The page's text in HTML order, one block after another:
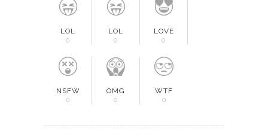
LOL
0
LOL
0
LOVE
0
NSFW
0
OMG
0
WTF
0